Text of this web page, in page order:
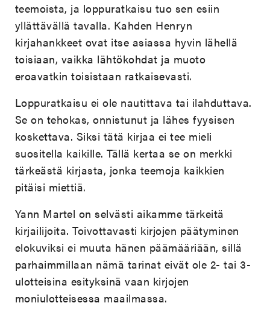
teemoista, ja loppuratkaisu tuo sen esiin
yllättävällä tavalla. Kahden Henryn
kirjahankkeet ovat itse asiassa hyvin lähellä
toisiaan, vaikka lähtökohdat ja muoto
eroavatkin toisistaan ratkaisevasti.
Loppuratkaisu ei ole nautittava tai ilahduttava.
Se on tehokas, onnistunut ja lähes fyysisen
koskettava. Siksi tätä kirjaa ei tee mieli
suositella kaikille. Tällä kertaa se on merkki
tärkeästä kirjasta, jonka teemoja kaikkien
pitäisi miettiä.
Yann Martel on selvästi aikamme tärkeitä
kirjailijoita. Toivottavasti kirjojen päätyminen
elokuviksi ei muuta hänen päämääriään, sillä
parhaimmillaan nämä tarinat eivät ole 2- tai 3-
ulotteisina esityksinä vaan kirjojen
moniulotteisessa maailmassa.